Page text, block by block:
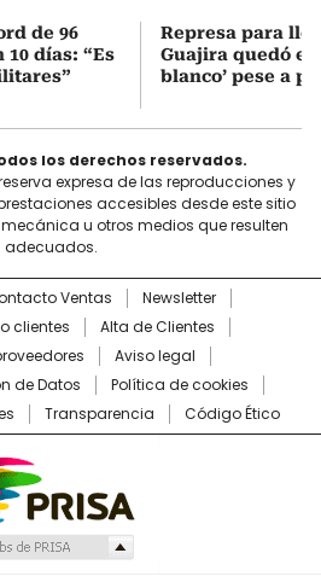
de 96
días: “Es
Represa para
Guajira quedó en
blanco’ pese a
los derechos reservados.
expresa de las reproducciones y
accesibles desde este sitio
u otros medios que resulten
adecuados.
Ventas
Newsletter
clientes
Alta de Clientes
Aviso legal
de Datos
Política de cookies
Transparencia Código Ético